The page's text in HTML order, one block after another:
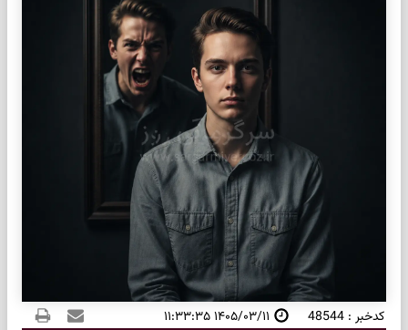
کدخبر : 48544 ۱۴۰۵/۰۳/۱۱ ۱۱:۳۳:۳۵